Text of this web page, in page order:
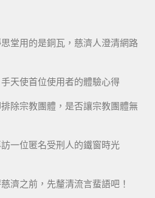
堂用的是銅瓦，慈濟人澄清網路
天使首位使用者的體驗心得
除宗教團體，是否讓宗教團體無
一位匿名受刑人的鐵窗時光
濟之前，先釐清流言蜚語吧！